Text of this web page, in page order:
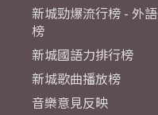
新城勁爆流行榜 - 外語
榜
新城國語力排行榜
新城歌曲播放榜
音樂意見反映